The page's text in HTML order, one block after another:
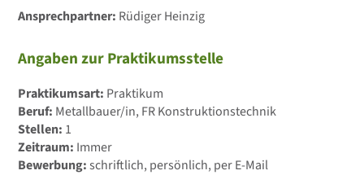
Ansprechpartner: Rüdiger Heinzig
Angaben zur Praktikumsstelle
Praktikumsart: Praktikum
Beruf: Metallbauer/in, FR Konstruktionstechnik
Stellen: 1
Zeitraum: Immer
Bewerbung:schriftlich, persönlich, per E-Mail